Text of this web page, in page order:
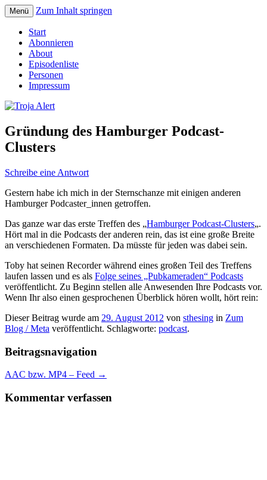
Troja Alert
Menü Zum Inhalt springen
Start
Abonnieren
About
Episodenliste
Personen
Impressum
Gründung des Hamburger Podcast-
Clusters
Schreibe eine Antwort
Gestern habe ich mich in der Sternschanze mit einigen anderen
Hamburger Podcaster_innen getroffen.
Das ganze war das erste Treffen des „Hamburger Podcast-Clusters„.
Hört mal in die Podcasts der anderen rein, das ist eine große Breite
an verschiedenen Formaten. Da müsste für jeden was dabei sein.
Toby hat seinen Recorder während eines großen Teil des Treffens
laufen lassen und es als Folge seines „Pubkameraden“ Podcasts
veröffentlicht. Zu Beginn stellen alle Anwesenden Ihre Podcasts vor.
Wenn Ihr also einen gesprochenen Überblick hören wollt, hört rein:
Dieser Beitrag wurde am 29. August 2012 von sthesing in Zum
Blog / Meta veröffentlicht. Schlagworte: podcast.
Beitragsnavigation
AAC bzw. MP4 – Feed →
Kommentar verfassen